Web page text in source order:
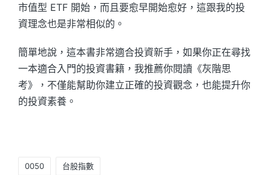
市值型 ETF 開始，而且要愈早開始愈好，這跟我的投
資理念也是非常相似的。
簡單地說，這本書非常適合投資新手，如果你正在尋找
一本適合入門的投資書籍，我推薦你閱讀《灰階思
考》，不僅能幫助你建立正確的投資觀念，也能提升你
的投資素養。
0050 台股指數